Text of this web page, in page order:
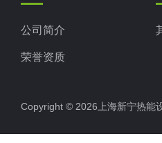
公司简介
荣誉资质
Copyright © 2026上海新宁热